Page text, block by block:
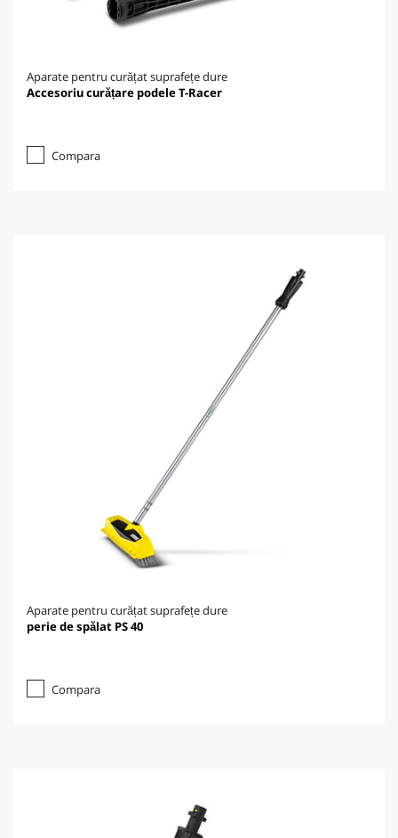
Aparate pentru curățat suprafețe dure
Accesoriu curățare podele T-Racer
Compara
Aparate pentru curățat suprafețe dure
perie de spălat PS 40
Compara